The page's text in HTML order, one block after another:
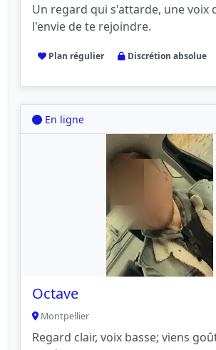
Un regard qui s'attarde, une voix
l'envie de te rejoindre.
Plan régulier Discrétion absolue
En ligne
Octave
Montpellier
Regard clair, voix basse; viens